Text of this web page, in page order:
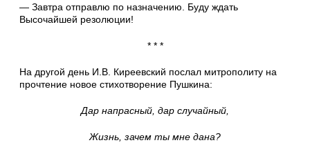
— Завтра отправлю по назначению. Буду ждать
Высочайшей резолюции!
* * *
На другой день И.В. Киреевский послал митрополиту на
прочтение новое стихотворение Пушкина:
Дар напрасный, дар случайный,
Жизнь, зачем ты мне дана?